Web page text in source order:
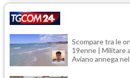
Scompare tra le
19enne | Militare
Aviano annega